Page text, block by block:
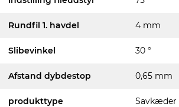
Rundfil 1. havdel 4 mm
Slibevinkel 30 °
Afstand dybdestop 0,65 mm
produkttype Savkæder